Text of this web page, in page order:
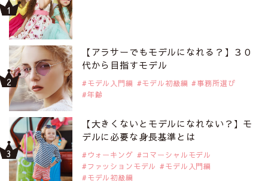
【アラサーでもモデルになれる？】３０
代から目指すモデル
モデル入門編 モデル初級編
事務所選び
年齢
【大きくないとモデルになれない？】モ
デルに必要な身長基準とは
ウォーキング
コマーシャルモデル
ファッションモデル
モデル入門編
モデル初級編